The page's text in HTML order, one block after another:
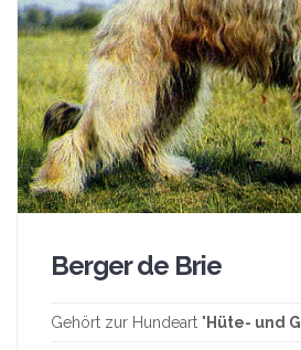
Berger de Brie
Gehört zur Hundeart " Hüte- und